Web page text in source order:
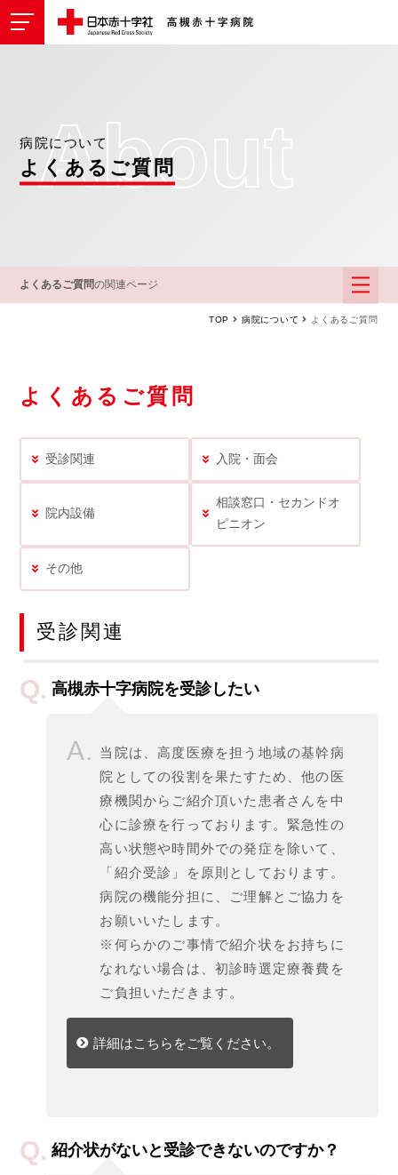
病院について
よくあるご質問about
よくあるご質問の関連ページ
TOP 病院について よくあるご質問
よくあるご質問
受診関連 入院・面会
院内設備
相談窓口・セカンドオ
ピニオン
その他
受診関連
高槻赤十字病院を受診したい
当院は、高度医療を担う地域の基幹病
院としての役割を果たすため、他の医
療機関からご紹介頂いた患者さんを中
心に診療を行っております。緊急性の
高い状態や時間外での発症を除いて、
「紹介受診」を原則としております。
病院の機能分担に、ご理解とご協力を
お願いいたします。
※何らかのご事情で紹介状をお持ちに
なれない場合は、初診時選定療養費を
ご負担いただきます。
詳細はこちらをご覧ください。
紹介状がないと受診できないのですか？